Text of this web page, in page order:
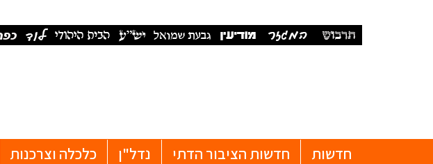
חדשות חדשות הציבור הדתי נדל"ן כלכלה וצרכנות